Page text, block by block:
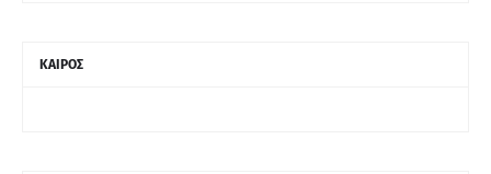
ΚΑΙΡΟΣ